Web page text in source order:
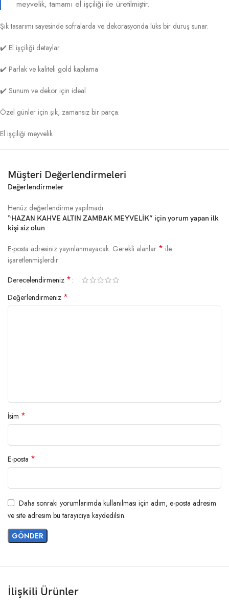
meyvelik, tamamı el işçiliği ile üretilmiştir.
Şık tasarımı sayesinde sofralarda ve dekorasyonda lüks bir duruş sunar.
✔️ El işçiliği detaylar
✔️ Parlak ve kaliteli gold kaplama
✔️ Sunum ve dekor için ideal
Özel günler için şık, zamansız bir parça.
El işçiliği meyvelik
Müşteri Değerlendirmeleri
Değerlendirmeler
Henüz değerlendirme yapılmadı.
“HAZAN KAHVE ALTIN ZAMBAK MEYVELİK” için yorum yapan ilk
kişi siz olun
E-posta adresiniz yayınlanmayacak. Gerekli alanlar * ile
işaretlenmişlerdir
Derecelendirmeniz *
Değerlendirmeniz *
İsim *
E-posta *
Daha sonraki yorumlarımda kullanılması için adım, e-posta adresim
ve site adresim bu tarayıcıya kaydedilsin.
İlişkili Ürünler